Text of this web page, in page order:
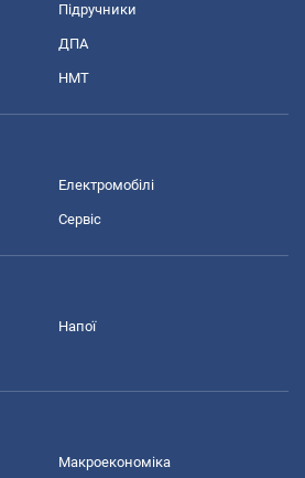
Підручники
ДПА
НМТ
Електромобілі
Сервіс
Напої
Макроекономіка